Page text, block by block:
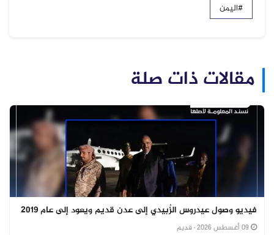
#اليمن
مقالات ذات صلة
فيديو وصول عيدروس الزُبيدي إلى عدن قديم ويعود إلى عام 2019
· قديم